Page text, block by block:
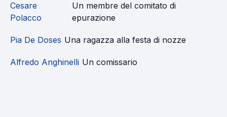
Cesare
Polacco
Un membre del comitato di
epurazione
Pia De Doses Una ragazza alla festa di nozze
Alfredo Anghinelli Un comissario